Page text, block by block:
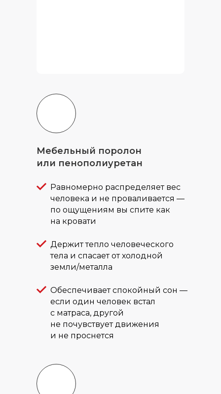
Мебельный поролон
или пенополиуретан
Равномерно распределяет вес
человека и не проваливается —
по ощущениям вы спите как
на кровати
Держит тепло человеческого
тела и спасает от холодной
земли/металла
Обеспечивает спокойный сон —
если один человек встал
с матраса, другой
не почувствует движения
и не проснется